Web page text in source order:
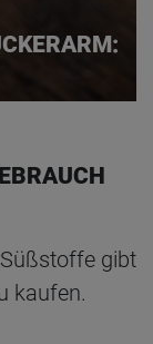
U
gibt
kaufen.